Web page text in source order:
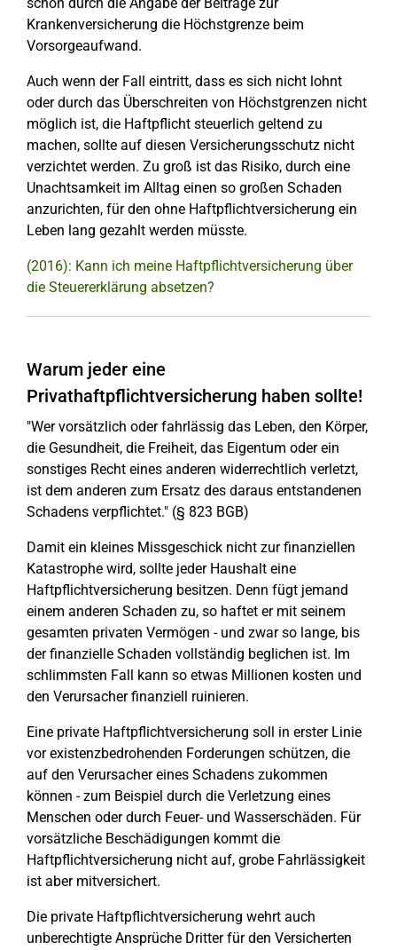
Krankenversicherung die Höchstgrenze beim
Vorsorgeaufwand.
Auch wenn der Fall eintritt, dass es sich nicht lohnt
oder durch das Überschreiten von Höchstgrenzen nicht
möglich ist, die Haftpflicht steuerlich geltend zu
machen, sollte auf diesen Versicherungsschutz nicht
verzichtet werden. Zu groß ist das Risiko, durch eine
Unachtsamkeit im Alltag einen so großen Schaden
anzurichten, für den ohne Haftpflichtversicherung ein
Leben lang gezahlt werden müsste.
(2016): Kann ich meine Haftpflichtversicherung über
die Steuererklärung absetzen?
Warum jeder eine
Privathaftpflichtversicherung haben sollte!
"Wer vorsätzlich oder fahrlässig das Leben, den Körper,
die Gesundheit, die Freiheit, das Eigentum oder ein
sonstiges Recht eines anderen widerrechtlich verletzt,
ist dem anderen zum Ersatz des daraus entstandenen
Schadens verpflichtet." (§ 823 BGB)
Damit ein kleines Missgeschick nicht zur finanziellen
Katastrophe wird, sollte jeder Haushalt eine
Haftpflichtversicherung besitzen. Denn fügt jemand
einem anderen Schaden zu, so haftet er mit seinem
gesamten privaten Vermögen - und zwar so lange, bis
der finanzielle Schaden vollständig beglichen ist. Im
schlimmsten Fall kann so etwas Millionen kosten und
den Verursacher finanziell ruinieren.
Eine private Haftpflichtversicherung soll in erster Linie
vor existenzbedrohenden Forderungen schützen, die
auf den Verursacher eines Schadens zukommen
können - zum Beispiel durch die Verletzung eines
Menschen oder durch Feuer- und Wasserschäden. Für
vorsätzliche Beschädigungen kommt die
Haftpflichtversicherung nicht auf, grobe Fahrlässigkeit
ist aber mitversichert.
Die private Haftpflichtversicherung wehrt auch
unberechtigte Ansprüche Dritter für den Versicherten